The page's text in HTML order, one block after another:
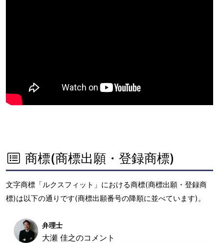
商標(商標出願・登録商標)
文字商標「ルクスフィット」における商標(商標出願・登録商
標)は以下の通りです(商標出願番号の降順に並べています)。
弁理士
大瀬 佳之のコメント